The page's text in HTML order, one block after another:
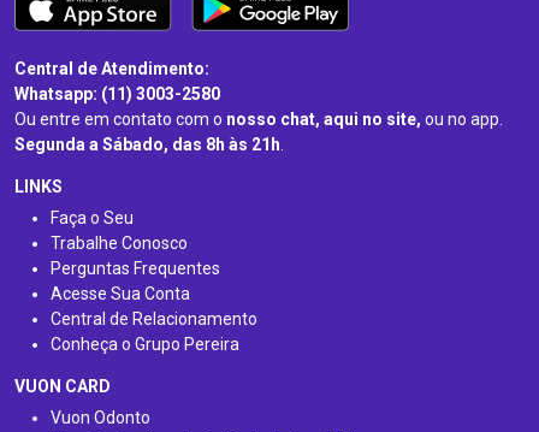
Central de Atendimento:
Whatsapp: (11) 3003-2580
Ou entre em contato com o nosso chat, aqui no site, ou no app.
Segunda a Sábado, das 8h às 21h.
LINKS
Faça o Seu
Trabalhe Conosco
Perguntas Frequentes
Acesse Sua Conta
Central de Relacionamento
Conheça o Grupo Pereira
VUON CARD
Vuon Odonto